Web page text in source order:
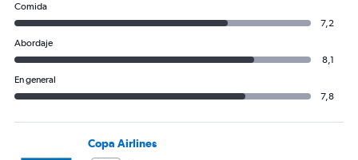
Comida
7,2
Abordaje
8,1
En general
7,8
Copa Airlines